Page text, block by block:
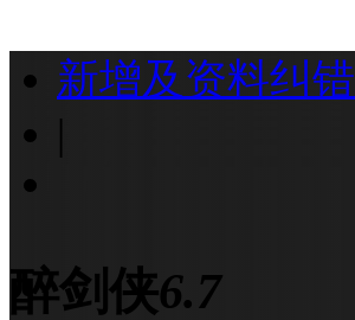
新增及资料纠错
|
醉剑侠6.7